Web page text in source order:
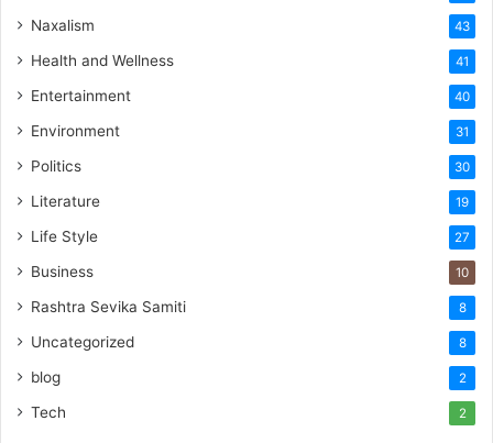
Naxalism 43
Health and Wellness 41
Entertainment 40
Environment 31
Politics 30
Literature 19
Life Style 27
Business 10
Rashtra Sevika Samiti 8
Uncategorized 8
blog 2
Tech 2